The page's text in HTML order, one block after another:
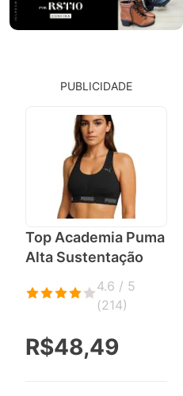
PUBLICIDADE
Top Academia Puma
Alta Sustentação
4.6 / 5
(214)
R$48,49